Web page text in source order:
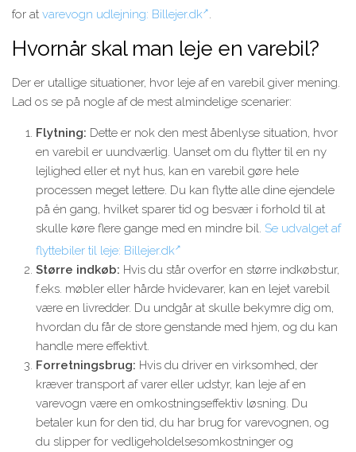
for at varevogn udlejning: Billejer.dk .
Hvornår skal man leje en varebil?
Der er utallige situationer, hvor leje af en varebil giver mening.
Lad os se på nogle af de mest almindelige scenarier:
Flytning: Dette er nok den mest åbenlyse situation, hvor
en varebil er uundværlig. Uanset om du flytter til en ny
lejlighed eller et nyt hus, kan en varebil gøre hele
processen meget lettere. Du kan flytte alle dine ejendele
på én gang, hvilket sparer tid og besvær i forhold til at
skulle køre flere gange med en mindre bil. Se udvalget af
flyttebiler til leje: Billejer.dk
Større indkøb: Hvis du står overfor en større indkøbstur,
f.eks. møbler eller hårde hvidevarer, kan en lejet varebil
være en livredder. Du undgår at skulle bekymre dig om,
hvordan du får de store genstande med hjem, og du kan
handle mere effektivt.
Forretningsbrug: Hvis du driver en virksomhed, der
kræver transport af varer eller udstyr, kan leje af en
varevogn være en omkostningseffektiv løsning. Du
betaler kun for den tid, du har brug for varevognen, og
du slipper for vedligeholdelsesomkostninger og